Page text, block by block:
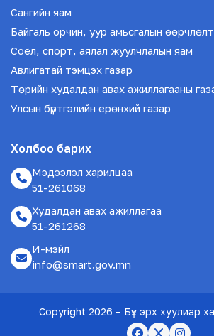
Сангийн яам
Байгаль орчин, уур амьсгалын
Соёл, спорт, аялал жуулчлалын яам
Авлигатай тэмцэх газар
Төрийн худалдан авах ажиллагааны
Улсын бүртгэлийн ерөнхий газар
Холбоо барих
Мэдээлэл харилцаа
51-261068
Худалдан авах ажиллагаа
51-261268
И-мэйл
info@smart.gov.mn
Copyright 2026 – Бүх эрх хуулиар